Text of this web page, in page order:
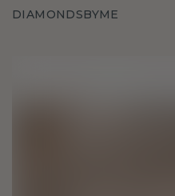
DIAMONDSBYME